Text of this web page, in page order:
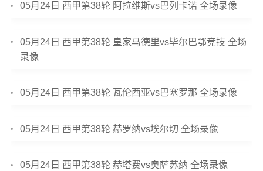
05月24日 西甲第38轮 阿拉维斯vs巴列卡诺 全场录像
05月24日 西甲第38轮 皇家马德里vs毕尔巴鄂竞技 全场
录像
05月24日 西甲第38轮 瓦伦西亚vs巴塞罗那 全场录像
05月24日 西甲第38轮 赫罗纳vs埃尔切 全场录像
05月24日 西甲第38轮 赫塔费vs奥萨苏纳 全场录像